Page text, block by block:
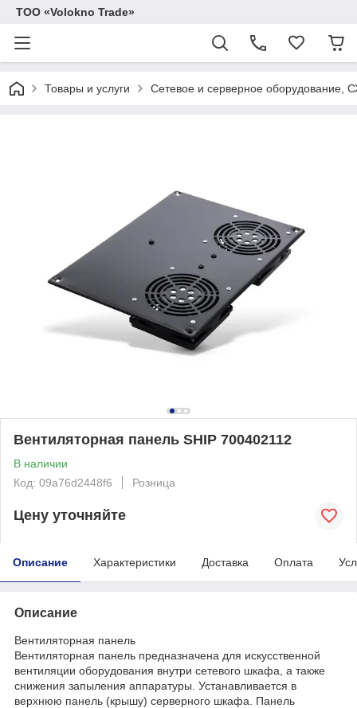
ТОО «Volokno Trade»
Товары и услуги Сетевое и серверное оборудование,
Вентиляторная панель SHIP 700402112
В наличии
Код: 09a76d2448f6
Розница
Цену уточняйте
Описание Характеристики Доставка Оплата
Описание
Вентиляторная панель
Вентиляторная панель предназначена для искусственной
вентиляции оборудования внутри сетевого шкафа, а также
снижения запыления аппаратуры. Устанавливается в
верхнюю панель (крышу) серверного шкафа. Панель